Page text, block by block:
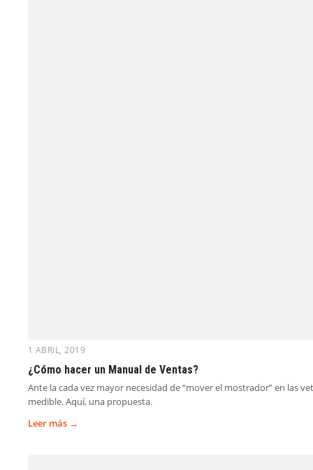
1 ABRIL, 2019
¿Cómo hacer un Manual de Ventas?
Ante la cada vez mayor necesidad de “mover el mostrador” en las
medible. Aquí, una propuesta.
Leer más →